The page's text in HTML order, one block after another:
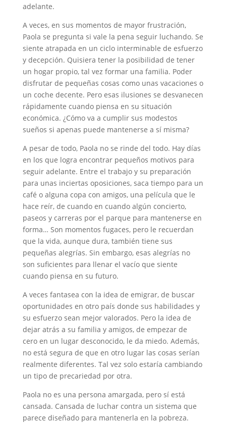
adelante.
A veces, en sus momentos de mayor frustración,
Paola se pregunta si vale la pena seguir luchando. Se
siente atrapada en un ciclo interminable de esfuerzo
y decepción. Quisiera tener la posibilidad de tener
un hogar propio, tal vez formar una familia. Poder
disfrutar de pequeñas cosas como unas vacaciones o
un coche decente. Pero esas ilusiones se desvanecen
rápidamente cuando piensa en su situación
económica. ¿Cómo va a cumplir sus modestos
sueños si apenas puede mantenerse a sí misma?
A pesar de todo, Paola no se rinde del todo. Hay días
en los que logra encontrar pequeños motivos para
seguir adelante. Entre el trabajo y su preparación
para unas inciertas oposiciones, saca tiempo para un
café o alguna copa con amigos, una película que le
hace reír, de cuando en cuando algún concierto,
paseos y carreras por el parque para mantenerse en
forma… Son momentos fugaces, pero le recuerdan
que la vida, aunque dura, también tiene sus
pequeñas alegrías. Sin embargo, esas alegrías no
son suficientes para llenar el vacío que siente
cuando piensa en su futuro.
A veces fantasea con la idea de emigrar, de buscar
oportunidades en otro país donde sus habilidades y
su esfuerzo sean mejor valorados. Pero la idea de
dejar atrás a su familia y amigos, de empezar de
cero en un lugar desconocido, le da miedo. Además,
no está segura de que en otro lugar las cosas serían
realmente diferentes. Tal vez solo estaría cambiando
un tipo de precariedad por otra.
Paola no es una persona amargada, pero sí está
cansada. Cansada de luchar contra un sistema que
parece diseñado para mantenerla en la pobreza.